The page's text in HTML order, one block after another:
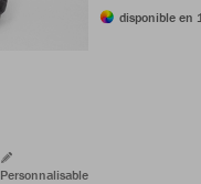
Personnalisable
disponible en